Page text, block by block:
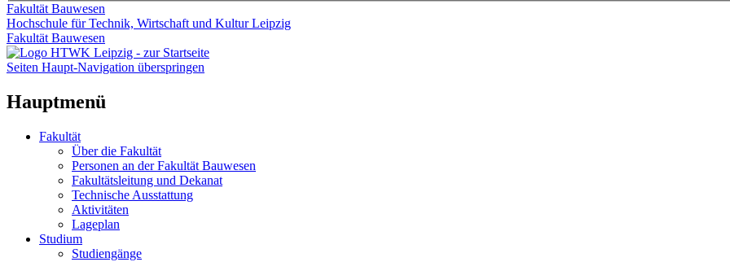
Fakultät Bauwesen
Hochschule für Technik, Wirtschaft und Kultur Leipzig
Fakultät Bauwesen
Seiten Haupt-Navigation überspringen
Hauptmenü
Fakultät
Über die Fakultät
Personen an der Fakultät Bauwesen
Fakultätsleitung und Dekanat
Technische Ausstattung
Aktivitäten
Lageplan
Studium
Studiengänge